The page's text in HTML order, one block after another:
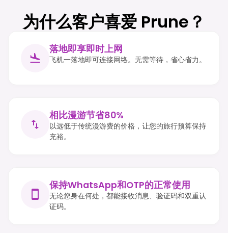
为什么客户喜爱 Prune？
落地即享即时上网
飞机一落地即可连接网络。无需等待，省心省力。
相比漫游节省80%
以远低于传统漫游费的价格，让您的旅行预算保持
充裕。
保持WhatsApp和OTP的正常使用
无论您身在何处，都能接收消息、验证码和双重认
证码。